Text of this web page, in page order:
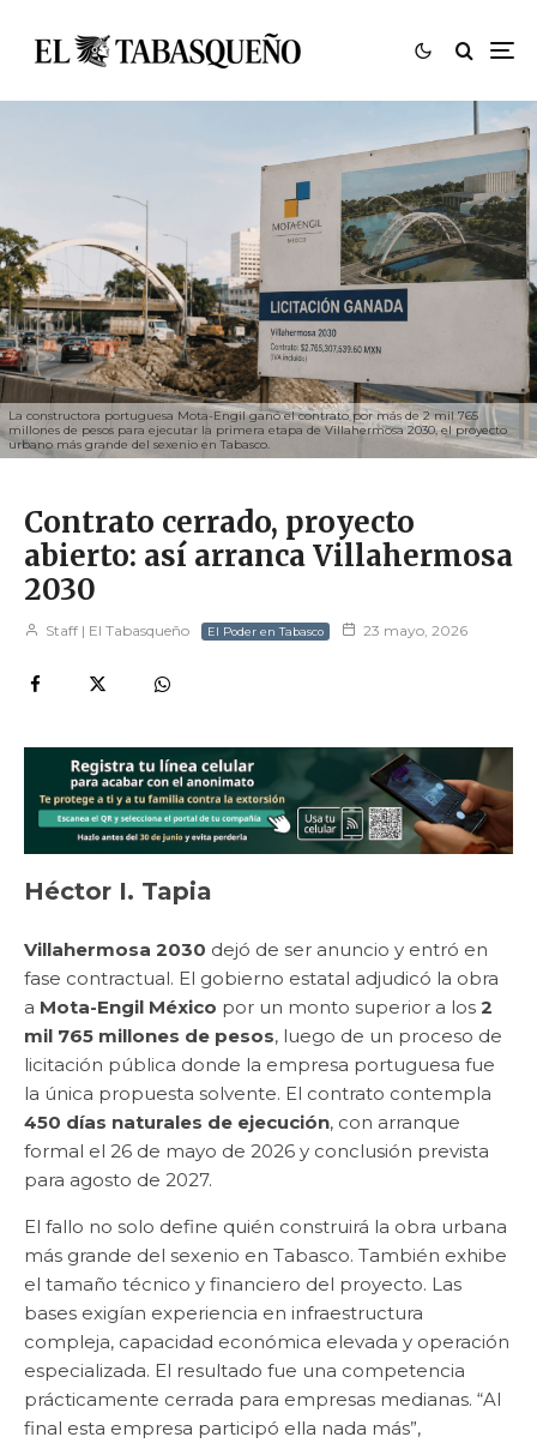
La constructora portuguesa Mota-Engil ganó el contrato por más de 2 mil 765
millones de pesos para ejecutar la primera etapa de Villahermosa 2030, el proyecto
urbano más grande del sexenio en Tabasco.
Contrato cerrado, proyecto
abierto: así arranca Villahermosa
2030
Staff | El Tabasqueño El Poder en Tabasco 23 mayo, 2026
Héctor I. Tapia
Villahermosa 2030 dejó de ser anuncio y entró en
fase contractual. El gobierno estatal adjudicó la obra
a Mota-Engil México por un monto superior a los 2
mil 765 millones de pesos, luego de un proceso de
licitación pública donde la empresa portuguesa fue
la única propuesta solvente. El contrato contempla
450 días naturales de ejecución, con arranque
formal el 26 de mayo de 2026 y conclusión prevista
para agosto de 2027.
El fallo no solo define quién construirá la obra urbana
más grande del sexenio en Tabasco. También exhibe
el tamaño técnico y financiero del proyecto. Las
bases exigían experiencia en infraestructura
compleja, capacidad económica elevada y operación
especializada. El resultado fue una competencia
prácticamente cerrada para empresas medianas. “Al
final esta empresa participó ella nada más”,